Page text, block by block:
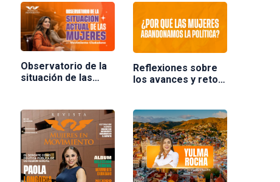
Observatorio de la
situación de las
Ciudadano
Reflexiones sobre
los avances y retos
Ponente Nuria
Varela